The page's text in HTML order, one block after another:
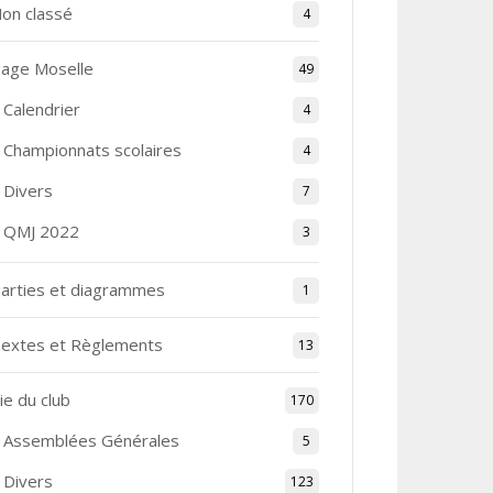
classé 4
Moselle 49
Calendrier 4
Championnats scolaires 4
Divers 7
QMJ 2022 3
et diagrammes 1
et Règlements 13
du club 170
Assemblées Générales 5
Divers 123